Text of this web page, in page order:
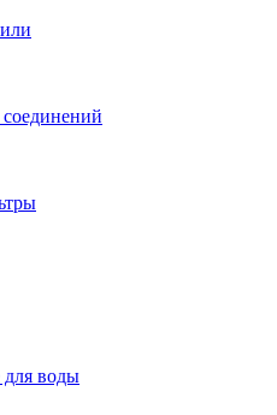
соединений
воды